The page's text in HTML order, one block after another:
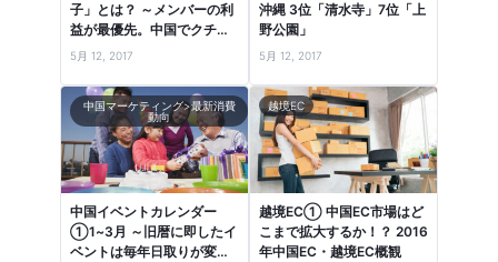
子」とは？ ～メンバーの利
益が最優先。中国でクチコ
ミが共有される社会的背景
5月 12, 2017
沖縄 3位「清水寺」7位「上
野公園」
5月 12, 2017
中国マーケティング>最新消費
動向
中国イベントカレンダー
①1~3月 ～旧暦に即したイ
ベントは毎年日取りが変わ
越境EC
越境EC① 中国EC市場はど
こまで拡大するか！？ 2016
年中国EC・越境EC概観